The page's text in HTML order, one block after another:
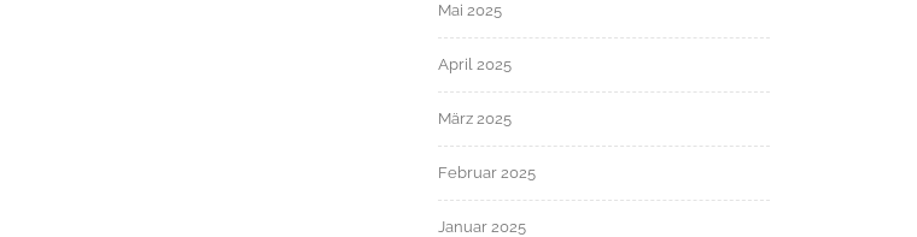
Mai 2025
April 2025
März 2025
Februar 2025
Januar 2025